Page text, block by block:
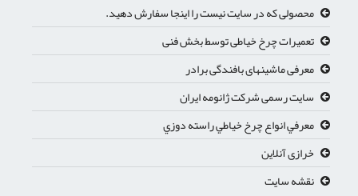
محصولی که در سایت نیست را اینجا سفارش دهید.
تعمیرات چرخ خیاطی توسط بخش فنی
معرفی ماشینهای بافندگی برادر
سایت رسمی شرکت ژانومه ایران
معرفي انواع چرخ خياطي راسته دوزي
خرازی آنلاین
نقشه سایت